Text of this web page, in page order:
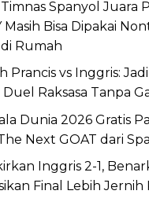
Spanyol Juara
Masih Bisa Dipakai
Rumah
Prancis vs Inggris: Jadi
Raksasa Tanpa
Dunia 2026 Gratis
Next GOAT dari
Inggris 2-1,
Final Lebih Jernih